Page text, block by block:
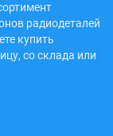
радиодеталей
купить
со склада или